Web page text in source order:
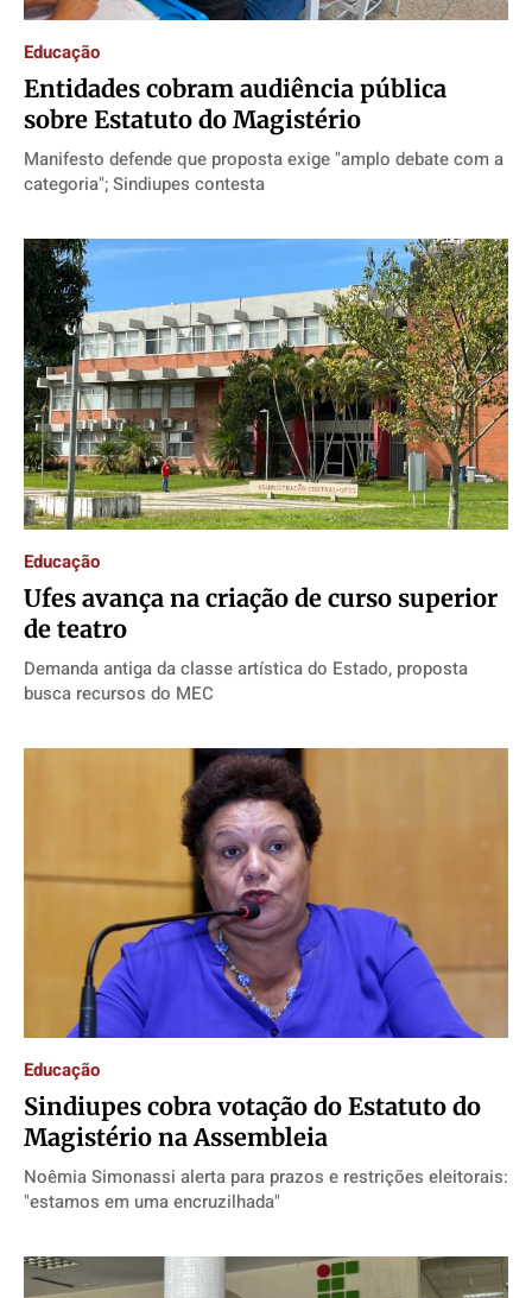
Educação
Entidades cobram audiência pública
sobre Estatuto do Magistério
Manifesto defende que proposta exige "amplo debate com a
categoria"; Sindiupes contesta
Educação
Ufes avança na criação de curso superior
de teatro
Demanda antiga da classe artística do Estado, proposta
busca recursos do MEC
Educação
Sindiupes cobra votação do Estatuto do
Magistério na Assembleia
Noêmia Simonassi alerta para prazos e restrições eleitorais:
"estamos em uma encruzilhada"